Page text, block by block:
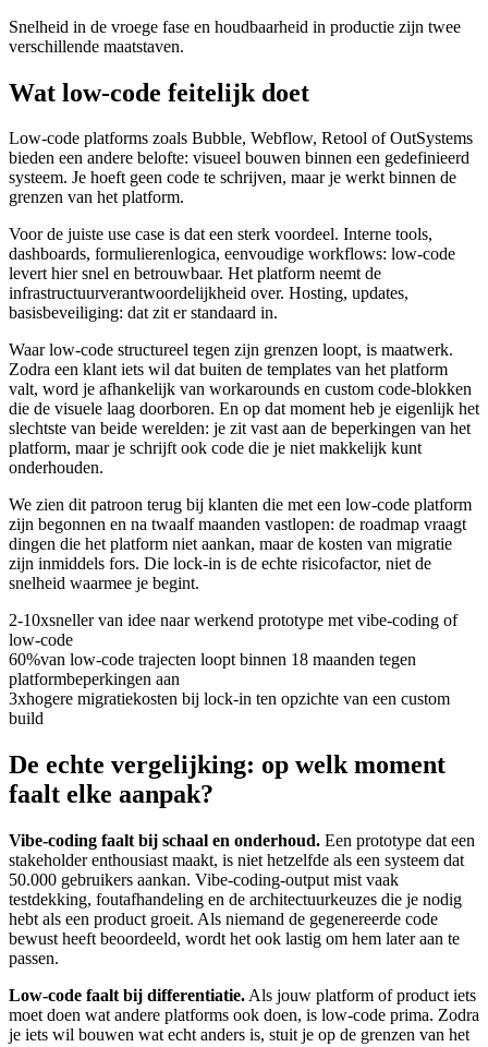
Snelheid in de vroege fase en houdbaarheid in productie zijn twee
verschillende maatstaven.
Wat low-code feitelijk doet
Low-code platforms zoals Bubble, Webflow, Retool of OutSystems
bieden een andere belofte: visueel bouwen binnen een gedefinieerd
systeem. Je hoeft geen code te schrijven, maar je werkt binnen de
grenzen van het platform.
Voor de juiste use case is dat een sterk voordeel. Interne tools,
dashboards, formulierenlogica, eenvoudige workflows: low-code
levert hier snel en betrouwbaar. Het platform neemt de
infrastructuurverantwoordelijkheid over. Hosting, updates,
basisbeveiliging: dat zit er standaard in.
Waar low-code structureel tegen zijn grenzen loopt, is maatwerk.
Zodra een klant iets wil dat buiten de templates van het platform
valt, word je afhankelijk van workarounds en custom code-blokken
die de visuele laag doorboren. En op dat moment heb je eigenlijk het
slechtste van beide werelden: je zit vast aan de beperkingen van het
platform, maar je schrijft ook code die je niet makkelijk kunt
onderhouden.
We zien dit patroon terug bij klanten die met een low-code platform
zijn begonnen en na twaalf maanden vastlopen: de roadmap vraagt
dingen die het platform niet aankan, maar de kosten van migratie
zijn inmiddels fors. Die lock-in is de echte risicofactor, niet de
snelheid waarmee je begint.
2-10xsneller van idee naar werkend prototype met vibe-coding of
low-code
60%van low-code trajecten loopt binnen 18 maanden tegen
platformbeperkingen aan
3xhogere migratiekosten bij lock-in ten opzichte van een custom
build
De echte vergelijking: op welk moment
faalt elke aanpak?
Vibe-coding faalt bij schaal en onderhoud. Een prototype dat een
stakeholder enthousiast maakt, is niet hetzelfde als een systeem dat
50.000 gebruikers aankan. Vibe-coding-output mist vaak
testdekking, foutafhandeling en de architectuurkeuzes die je nodig
hebt als een product groeit. Als niemand de gegenereerde code
bewust heeft beoordeeld, wordt het ook lastig om hem later aan te
passen.
Low-code faalt bij differentiatie. Als jouw platform of product iets
moet doen wat andere platforms ook doen, is low-code prima. Zodra
je iets wil bouwen wat echt anders is, stuit je op de grenzen van het